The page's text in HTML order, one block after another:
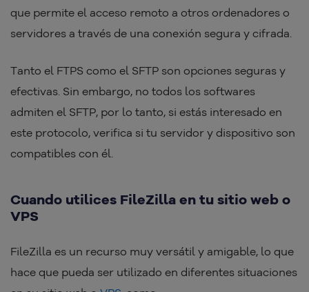
que permite el acceso remoto a otros ordenadores o
servidores a través de una conexión segura y cifrada.
Tanto el FTPS como el SFTP son opciones seguras y
efectivas. Sin embargo, no todos los softwares
admiten el SFTP, por lo tanto, si estás interesado en
este protocolo, verifica si tu servidor y dispositivo son
compatibles con él.
Cuando utilices FileZilla en tu sitio web o
VPS
FileZilla es un recurso muy versátil y amigable, lo que
hace que pueda ser utilizado en diferentes situaciones